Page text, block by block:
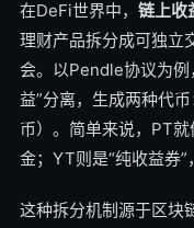
在DeFi世界中， 链上收
理财产品拆分成可独立
会。以Pendle协议为例
益”分离，生成两种代
币）。简单来说，PT
金；YT则是“纯收益券”
这种拆分机制源于区块